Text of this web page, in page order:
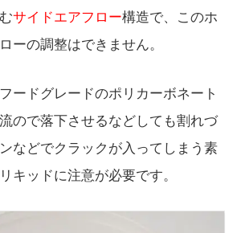
サイドエアフロー構造で、このホ
ーの調整はできません。
ードグレードのポリカーボネート
ので落下させるなどしても割れづ
などでクラックが入ってしまう素
キッドに注意が必要です。